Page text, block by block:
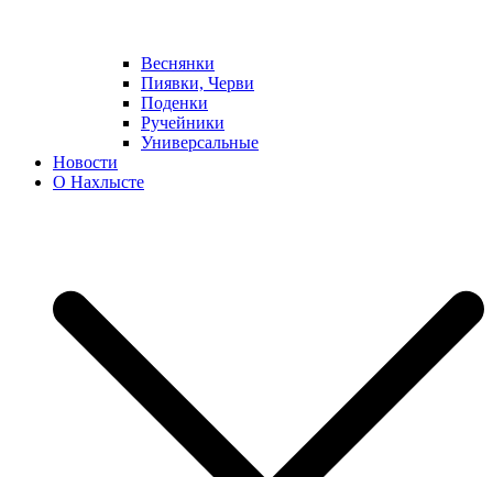
Веснянки
Пиявки, Черви
Поденки
Ручейники
Универсальные
Новости
О Нахлысте